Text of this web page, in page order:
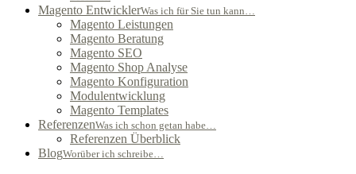
Magento EntwicklerWas ich für Sie tun kann…
Magento Leistungen
Magento Beratung
Magento SEO
Magento Shop Analyse
Magento Konfiguration
Modulentwicklung
Magento Templates
ReferenzenWas ich schon getan habe…
Referenzen Überblick
BlogWorüber ich schreibe…